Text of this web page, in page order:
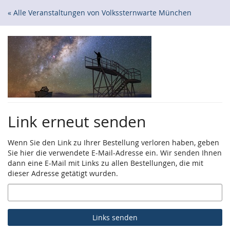
Zum
springen
« Alle Veranstaltungen von Volkssternwarte München
Link erneut senden
Wenn Sie den Link zu Ihrer Bestellung verloren haben, geben
Sie hier die verwendete E-Mail-Adresse ein. Wir senden Ihnen
dann eine E-Mail mit Links zu allen Bestellungen, die mit
dieser Adresse getätigt wurden.
E-
Mail
Links senden